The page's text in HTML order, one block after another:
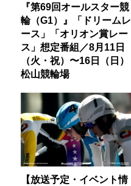
『第69回オールスター競
輪（G1）』「ドリームレ
ース」「オリオン賞レー
ス」想定番組／8月11日
（火・祝）〜16日（日）
松山競輪場
【放送予定・イベント情